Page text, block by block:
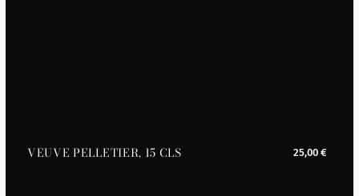
VEUVE PELLETIER, 15 CLS 25,00 €